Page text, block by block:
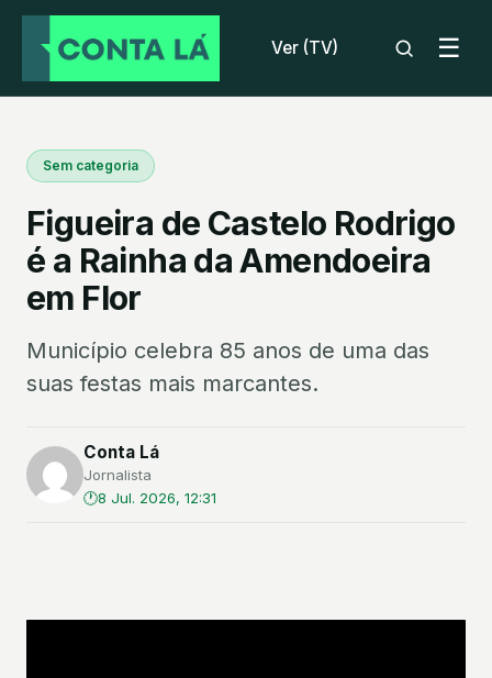
Ver (TV) ☰
Sem categoria
Figueira de Castelo Rodrigo
é a Rainha da Amendoeira
em Flor
Município celebra 85 anos de uma das
suas festas mais marcantes.
Conta Lá
Jornalista
8 Jul. 2026, 12:31